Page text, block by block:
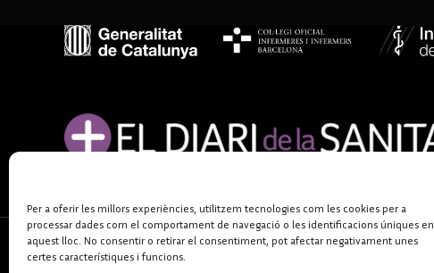
Per a oferir les millors experiències, utilitzem tecnologies com les cookies per a
processar dades com el comportament de navegació o les identificacions úniques en
aquest lloc. No consentir o retirar el consentiment, pot afectar negativament unes
certes característiques i funcions.